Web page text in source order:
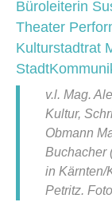
v.l. Mag.
Kultur,
Obmann
Buchacher
in Kärnten/
Petritz.